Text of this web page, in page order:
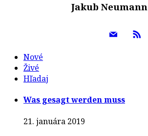
Jakub Neumann
Nové
Živé
Hľadaj
Was gesagt werden muss
21. januára 2019